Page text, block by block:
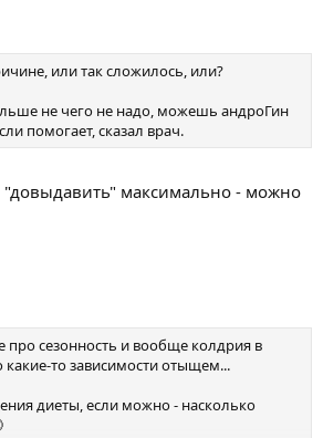
или так сложилось, или?
не чего не надо, можешь андроГин
помогает, сказал врач.
"довыдавить" максимально - можно
про сезонность и вообще колдрия в
то зависимости отыщем...
диеты, если можно - насколько